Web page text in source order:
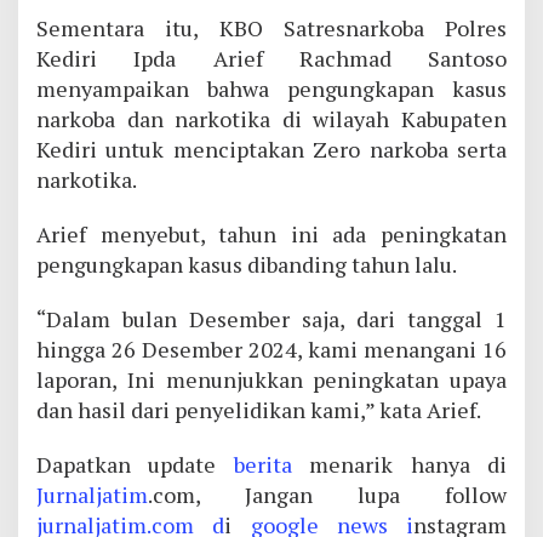
Sementara itu, KBO Satresnarkoba Polres
Kediri Ipda Arief Rachmad Santoso
menyampaikan bahwa pengungkapan kasus
narkoba dan narkotika di wilayah Kabupaten
Kediri untuk menciptakan Zero narkoba serta
narkotika.
Arief menyebut, tahun ini ada peningkatan
pengungkapan kasus dibanding tahun lalu.
“Dalam bulan Desember saja, dari tanggal 1
hingga 26 Desember 2024, kami menangani 16
laporan, Ini menunjukkan peningkatan upaya
dan hasil dari penyelidikan kami,” kata Arief.
Dapatkan updateberitamenarik hanya di
Jurnaljatim.com, Jangan lupa follow
jurnaljatim.com di google news instagram